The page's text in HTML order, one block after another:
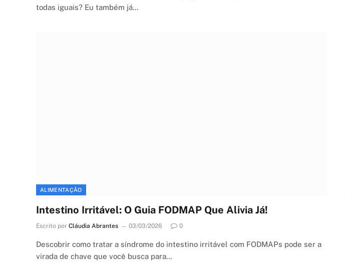
todas iguais? Eu também já…
ALIMENTAÇÃO
Intestino Irritável: O Guia FODMAP Que Alivia Já!
Escrito por Cláudia Abrantes 03/03/2026 0
Descobrir como tratar a síndrome do intestino irritável com FODMAPs pode ser a
virada de chave que você busca para…